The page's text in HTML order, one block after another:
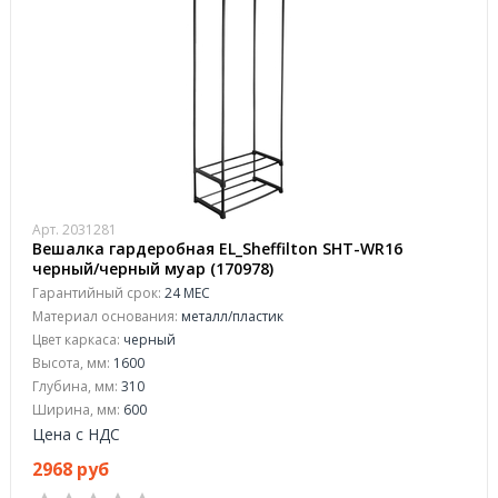
Арт. 2031281
Вешалка гардеробная EL_Sheffilton SHT-WR16
черный/черный муар (170978)
Гарантийный срок: 24 МЕС
Материал основания: металл/пластик
Цвет каркаса: черный
Высота, мм: 1600
Глубина, мм: 310
Ширина, мм: 600
Цена с НДС
2968 руб